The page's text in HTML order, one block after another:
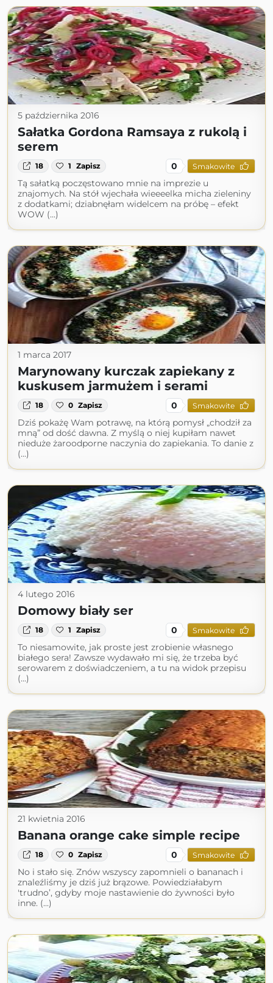
5 października 2016
Sałatka Gordona Ramsaya z rukolą i
serem
18 1 Zapisz 0 Smakowite
Tą sałatką poczęstowano mnie na imprezie u
znajomych. Na stół wjechała wieeeelka micha zieleniny
z dodatkami; dziabnęłam widelcem na próbę – efekt
WOW (...)
1 marca 2017
Marynowany kurczak zapiekany z
kuskusem jarmużem i serami
18 0 Zapisz 0 Smakowite
Dziś pokażę Wam potrawę, na którą pomysł „chodził za
mną” od dość dawna. Z myślą o niej kupiłam nawet
nieduże żaroodporne naczynia do zapiekania. To danie z
(...)
4 lutego 2016
Domowy biały ser
18 1 Zapisz 0 Smakowite
To niesamowite, jak proste jest zrobienie własnego
białego sera! Zawsze wydawało mi się, że trzeba być
serowarem z doświadczeniem, a tu na widok przepisu
(...)
21 kwietnia 2016
Banana orange cake simple recipe
18 0 Zapisz 0 Smakowite
No i stało się. Znów wszyscy zapomnieli o bananach i
znaleźliśmy je dziś już brązowe. Powiedziałabym
'trudno’, gdyby moje nastawienie do żywności było
inne. (...)